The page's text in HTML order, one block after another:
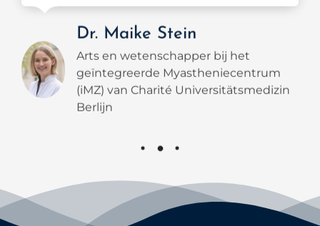
Arts en wetenschapper bij het
geïntegreerde Myastheniecentrum
(iMZ) van Charité Universitätsmedizin
Berlijn